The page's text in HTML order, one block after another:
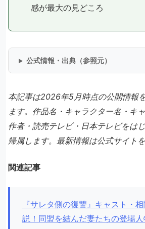
感が最大の見どころ
公式情報・出典（参照元）
本記事は2026年5月時点の公開情報
ます。作品名・キャラクター名・キ
作者・読売テレビ・日本テレビをは
帰属します。最新情報は公式サイト
関連記事
『サレタ側の復讐』キャスト・
説！同盟を結んだ妻たちの登場